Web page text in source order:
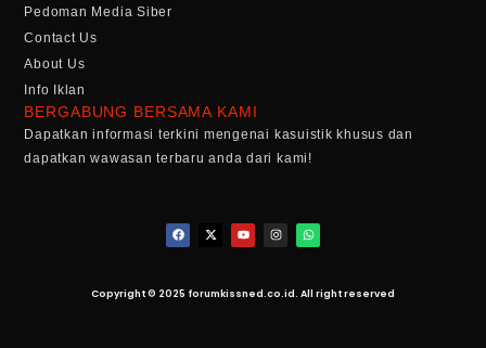
Pedoman Media Siber
Contact Us
About Us
Info Iklan
BERGABUNG BERSAMA KAMI
Dapatkan informasi terkini mengenai kasuistik khusus dan
dapatkan wawasan terbaru anda dari kami!
Copyright © 2025 forumkissned.co.id. All right reserved